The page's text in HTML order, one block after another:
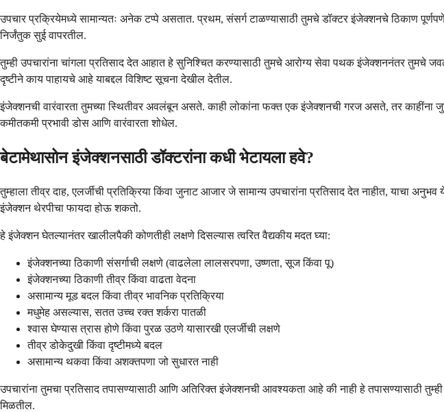
उपचार प्रक्रियेमध्ये सामान्यतः अनेक टप्पे असतात. प्रथम, संसर्ग टाळण्यासाठी तुमचे डॉक्टर इंजेक्शनचे ठिकाण
निर्जंतुक सुई वापरतील.
तुम्ही उपचारांना चांगला प्रतिसाद देत आहात हे सुनिश्चित करण्यासाठी तुमचे आरोग्य सेवा पथक इंजेक्शननंतर तुमचे
दृष्टीने काय पाहायचे आहे याबद्दल विशिष्ट सूचना देखील देतील.
इंजेक्शनची वारंवारता तुमच्या स्थितीवर अवलंबून असते. काही लोकांना फक्त एक इंजेक्शनची गरज असते, तर
कमीतकमी प्रभावी डोस आणि वारंवारता शोधेल.
बेटामेथासोन इंजेक्शनसाठी डॉक्टरांना कधी भेटायला हवे?
तुम्हाला तीव्र दाह, एलर्जीची प्रतिक्रिया किंवा जुनाट आजार जे सामान्य उपचारांना प्रतिसाद देत नाहीत, याचा
इंजेक्शन थेरपीचा फायदा होऊ शकतो.
हे इंजेक्शन घेतल्यानंतर खालीलपैकी कोणतीही लक्षणे दिसल्यास त्वरित वैद्यकीय मदत घ्या:
इंजेक्शनच्या ठिकाणी संसर्गाची लक्षणे (वाढलेला लालसरपणा, उष्णता, सूज किंवा पू)
इंजेक्शनच्या ठिकाणी तीव्र किंवा वाढता वेदना
असामान्य मूड बदल किंवा तीव्र भावनिक प्रतिक्रिया
मधुमेह असल्यास, सतत उच्च रक्त शर्करा पातळी
श्वास घेण्यास त्रास होणे किंवा पुरळ उठणे यासारखी एलर्जीची लक्षणे
तीव्र डोकेदुखी किंवा दृष्टीमध्ये बदल
असामान्य थकवा किंवा अशक्तपणा जो सुधारत नाही
उपचारांना तुमचा प्रतिसाद तपासण्यासाठी आणि अतिरिक्त इंजेक्शनची आवश्यकता आहे की नाही हे तपासण्यासाठी
मिळतील.